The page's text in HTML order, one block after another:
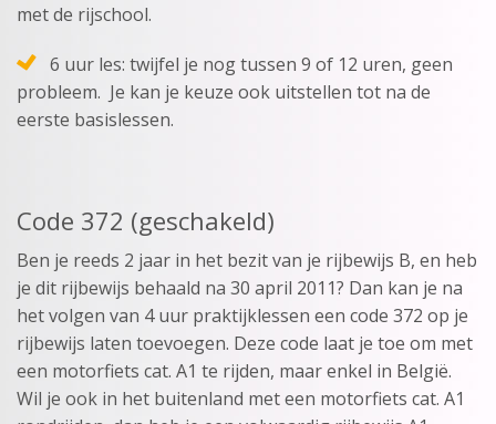
met de rijschool.
6 uur les: twijfel je nog tussen 9 of 12 uren, geen
probleem. Je kan je keuze ook uitstellen tot na de
eerste basislessen.
Code 372 (geschakeld)
Ben je reeds 2 jaar in het bezit van je rijbewijs B, en heb
je dit rijbewijs behaald na 30 april 2011? Dan kan je na
het volgen van 4 uur praktijklessen een code 372 op je
rijbewijs laten toevoegen. Deze code laat je toe om met
een motorfiets cat. A1 te rijden, maar enkel in België.
Wil je ook in het buitenland met een motorfiets cat. A1